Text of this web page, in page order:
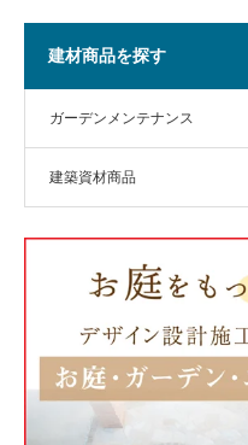
建材商品を探す
ガーデンメンテナンス
建築資材商品